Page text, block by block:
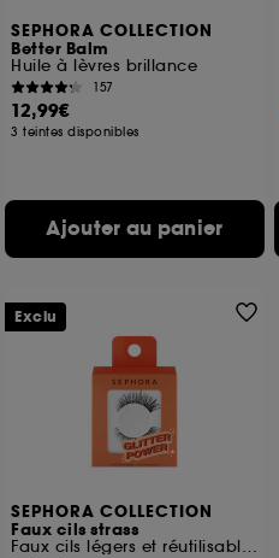
SEPHORA COLLECTION
Better Balm
Huile à lèvres brillance
157
12,99€
3 teintes disponibles
Ajouter au panier
SEPHORA COLLECTION
Faux cils strass
Faux cils légers et réutilisables
Exclu